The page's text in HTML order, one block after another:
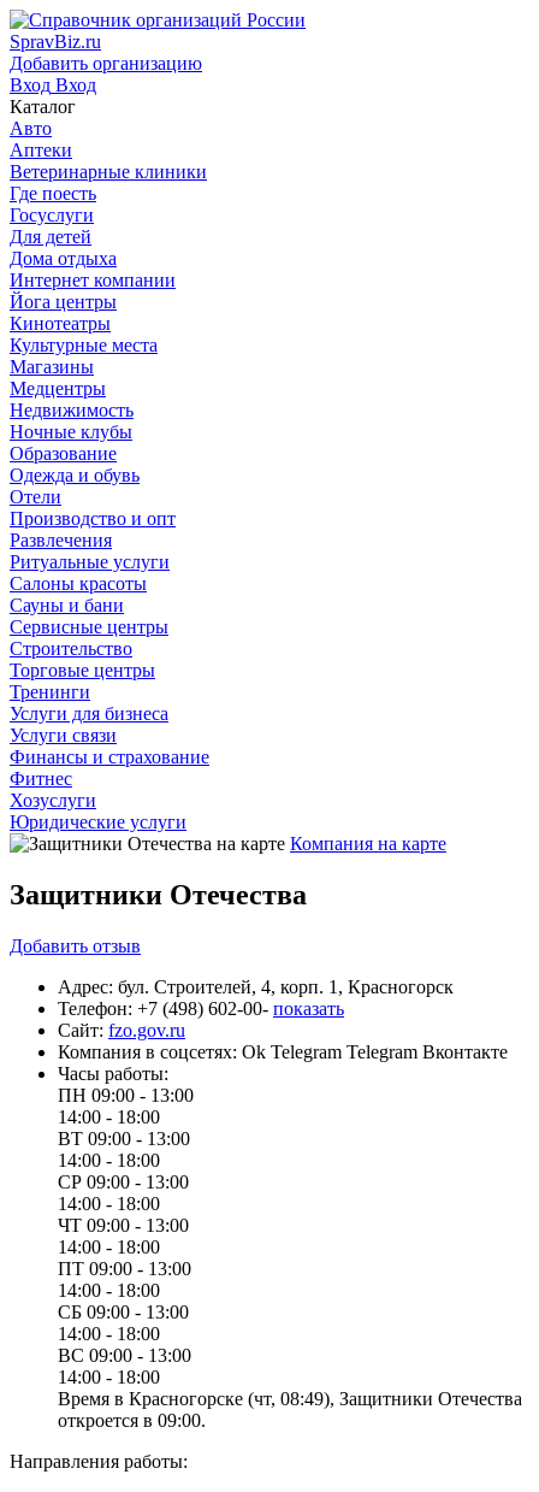
SpravBiz.ru
Добавить организацию
Вход Вход
Каталог
Авто
Аптеки
Ветеринарные клиники
Где поесть
Госуслуги
Для детей
Дома отдыха
Интернет компании
Йога центры
Кинотеатры
Культурные места
Магазины
Медцентры
Недвижимость
Ночные клубы
Образование
Одежда и обувь
Отели
Производство и опт
Развлечения
Ритуальные услуги
Салоны красоты
Сауны и бани
Сервисные центры
Строительство
Торговые центры
Тренинги
Услуги для бизнеса
Услуги связи
Финансы и страхование
Фитнес
Хозуслуги
Юридические услуги
Компания на карте
Защитники Отечества
Добавить отзыв
Адрес: бул. Строителей, 4, корп. 1, Красногорск
Телефон: +7 (498) 602-00- показать
Сайт: fzo.gov.ru
Компания в соцсетях: Ok Telegram Telegram Вконтакте
Часы работы:
ПН 09:00 - 13:00
14:00 - 18:00
ВТ 09:00 - 13:00
14:00 - 18:00
СР 09:00 - 13:00
14:00 - 18:00
ЧТ 09:00 - 13:00
14:00 - 18:00
ПТ 09:00 - 13:00
14:00 - 18:00
СБ 09:00 - 13:00
14:00 - 18:00
ВС 09:00 - 13:00
14:00 - 18:00
Время в Красногорске (чт, 08:49), Защитники Отечества
откроется в 09:00.
Направления работы: